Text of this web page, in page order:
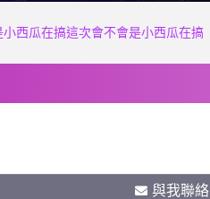
西瓜在搞這次會不會是小西瓜在搞
與我聯絡